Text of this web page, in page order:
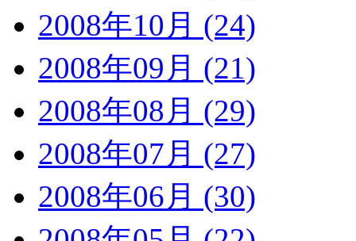
2008年10月 (24)
2008年09月 (21)
2008年08月 (29)
2008年07月 (27)
2008年06月 (30)